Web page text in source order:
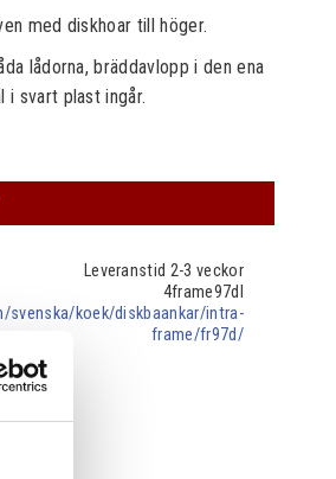
med diskhoar till höger.
lådorna, bräddavlopp i den ena
i svart plast ingår.
Leveranstid 2-3 veckor
4frame97dl
svenska/koek/diskbaankar/intra-
frame/fr97d/